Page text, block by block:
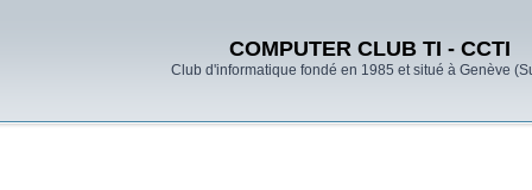
COMPUTER CLUB TI - CCTI
Club d'informatique fondé en 1985 et situé à Genève